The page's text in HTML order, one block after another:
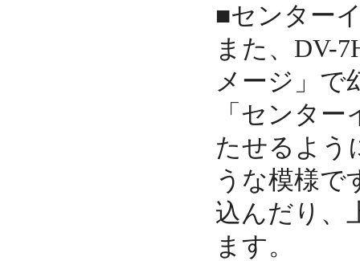
■センター
また、DV-
メージ」で
「センタ
たせるよう
うな模様で
込んだり、
ます。